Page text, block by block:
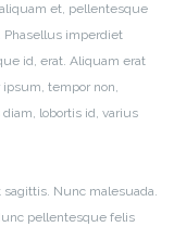
et, pellentesque
Phasellus imperdiet
id, erat. Aliquam erat
tempor non,
lobortis id, varius
Nunc malesuada.
pellentesque felis